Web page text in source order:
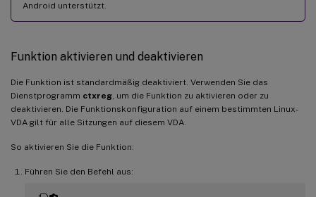
Android unterstützt.
Funktion aktivieren und deaktivieren
Die Funktion ist standardmäßig deaktiviert. Verwenden Sie das
Dienstprogramm ctxreg, um die Funktion zu aktivieren oder zu
deaktivieren. Die Funktionskonfiguration auf einem bestimmten Linux-
VDA gilt für alle Sitzungen auf diesem VDA.
So aktivieren Sie die Funktion:
Führen Sie den Befehl aus: